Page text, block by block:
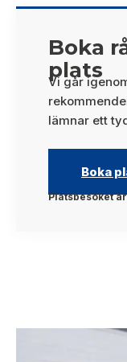
Boka
plats
Vi går
lämnar ett
Boka
Platsbesöket